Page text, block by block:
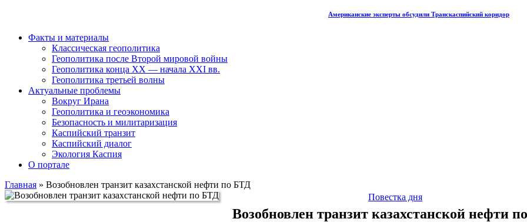
Американские эксперты обсудили Транскаспийский коридор
Факты и материалы
Классическая геополитика
Геополитика после Второй мировой войны
Геополитика конца XX — начала XXI вв.
Геополитика третьей волны
Актуальные проблемы
Вокруг Ирана
Геополитика и геоэкономика
Безопасность и милитаризация
Каспийский транзит
Каспийский диалог
Экология Каспия
О портале
Главная » Возобновлен транзит казахстанской нефти по БТД
Повестка дня
Возобновлен транзит казахстанской нефти